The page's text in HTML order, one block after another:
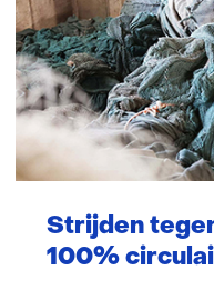
Strijden
100%